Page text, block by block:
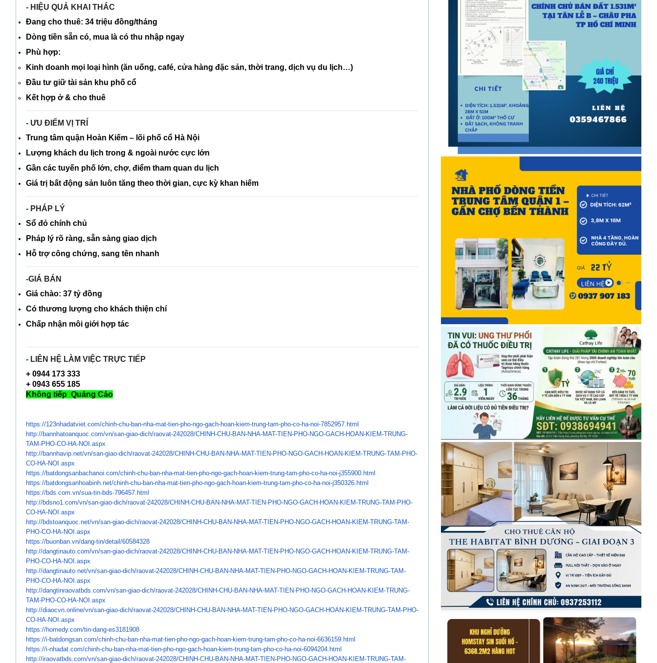
- HIỆU QUẢ KHAI THÁC
Đang cho thuê: 34 triệu đồng/tháng
Dòng tiền sẵn có, mua là có thu nhập ngay
Phù hợp:
Kinh doanh mọi loại hình (ăn uống, café, cửa hàng đặc sản, thời trang, dịch vụ du lịch…)
Đầu tư giữ tài sản khu phố cổ
Kết hợp ở & cho thuê
- ƯU ĐIỂM VỊ TRÍ
Trung tâm quận Hoàn Kiếm – lõi phố cổ Hà Nội
Lượng khách du lịch trong & ngoài nước cực lớn
Gần các tuyến phố lớn, chợ, điểm tham quan du lịch
Giá trị bất động sản luôn tăng theo thời gian, cực kỳ khan hiếm
- PHÁP LÝ
Sổ đỏ chính chủ
Pháp lý rõ ràng, sẵn sàng giao dịch
Hỗ trợ công chứng, sang tên nhanh
-GIÁ BÁN
Giá chào: 37 tỷ đồng
Có thương lượng cho khách thiện chí
Chấp nhận môi giới hợp tác
- LIÊN HỆ LÀM VIỆC TRỰC TIẾP
+ 0944 173 333
+ 0943 655 185
Không tiếp Quảng Cáo
https://123nhadatviet.com/chinh-chu-ban-nha-mat-tien-pho-ngo-gach-hoan-kiem-trung-tam-pho-co-ha-noi-7852957.html
http://bannhatoanquoc.com/vn/san-giao-dich/raovat-242028/CHINH-CHU-BAN-NHA-MAT-TIEN-PHO-NGO-GACH-HOAN-KIEM-TRUNG-
TAM-PHO-CO-HA-NOI.aspx
http://bannhavip.net/vn/san-giao-dich/raovat-242028/CHINH-CHU-BAN-NHA-MAT-TIEN-PHO-NGO-GACH-HOAN-KIEM-TRUNG-TAM-PHO-
CO-HA-NOI.aspx
https://batdongsanbachanoi. com/chinh-chu-ban-nha-mat-tien-pho-ngo-gach-hoan-kiem-trung-tam-pho-co-ha-noi-j355900.html
https://batdongsanhoabinh.net/chinh-chu-ban-nha-mat-tien-pho-ngo-gach-hoan-kiem-trung-tam-pho-co-ha-noi-j350326.html
https://bds.com.vn/sua-tin-bds-796457.html
http://bdsno1.com/vn/san-giao-dich/raovat-242028/CHINH-CHU-BAN-NHA-MAT-TIEN-PHO-NGO-GACH-HOAN-KIEM-TRUNG-TAM-PHO-
CO-HA-NOI.aspx
http://bdstoanquoc.net/vn/san-giao-dich/raovat-242028/CHINH-CHU-BAN-NHA-MAT-TIEN-PHO-NGO-GACH-HOAN-KIEM-TRUNG-TAM-
PHO-CO-HA-NOI.aspx
https://buonban.vn/dang-tin/detail/60584328
http://dangtinauto.com/vn/san-giao-dich/raovat-242028/CHINH-CHU-BAN-NHA-MAT-TIEN-PHO-NGO-GACH-HOAN-KIEM-TRUNG-TAM-
PHO-CO-HA-NOI.aspx
http://dangtinauto.net/vn/san-giao-dich/raovat-242028/CHINH-CHU-BAN-NHA-MAT-TIEN-PHO-NGO-GACH-HOAN-KIEM-TRUNG-TAM-
PHO-CO-HA-NOI.aspx
http://dangtinraovatbds.com/vn/san-giao-dich/raovat-242028/CHINH-CHU-BAN-NHA-MAT-TIEN-PHO-NGO-GACH-HOAN-KIEM-TRUNG-
TAM-PHO-CO-HA-NOI.aspx
http://diaocvn.online/vn/san-giao-dich/raovat-242028/CHINH-CHU-BAN-NHA-MAT-TIEN-PHO-NGO-GACH-HOAN-KIEM-TRUNG-TAM-PHO-
CO-HA-NOI.aspx
https://homedy.com/tin-dang-es3181908
https://i-batdongsan.com/chinh-chu-ban-nha-mat-tien-pho-ngo-gach-hoan-kiem-trung-tam-pho-co-ha-noi-6636159.html
https://i-nhadat.com/chinh-chu-ban-nha-mat-tien-pho-ngo-gach-hoan-kiem-trung-tam-pho-co-ha-noi-6094204.html
http://iraovatbds.com/vn/san-giao-dich/raovat-242028/CHINH-CHU-BAN-NHA-MAT-TIEN-PHO-NGO-GACH-HOAN-KIEM-TRUNG-TAM-